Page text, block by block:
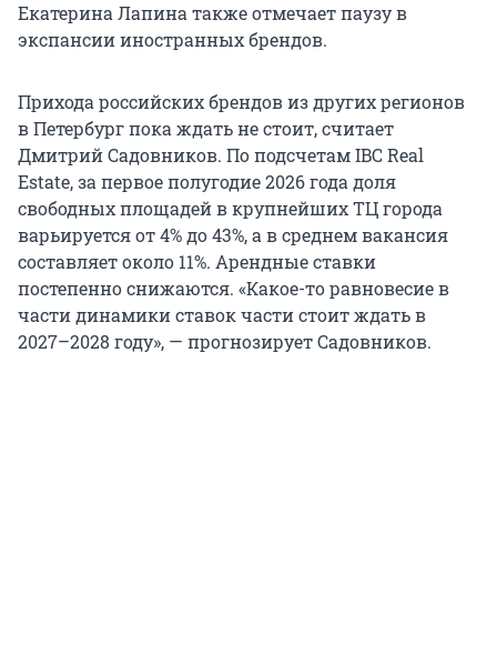
Екатерина Лапина также отмечает паузу в
экспансии иностранных брендов.
Прихода российских брендов из других регионов
в Петербург пока ждать не стоит, считает
Дмитрий Садовников. По подсчетам IBC Real
Estate, за первое полугодие 2026 года доля
свободных площадей в крупнейших ТЦ города
варьируется от 4% до 43%, а в среднем вакансия
составляет около 11%. Арендные ставки
постепенно снижаются. «Какое-то равновесие в
части динамики ставок части стоит ждать в
2027–2028 году», — прогнозирует Садовников.